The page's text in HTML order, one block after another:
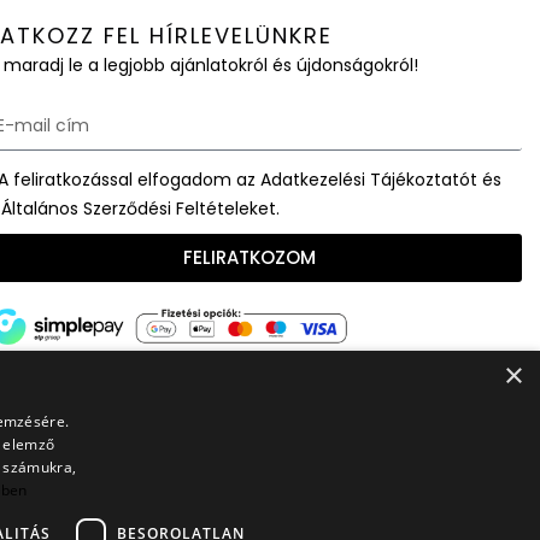
FEL HÍRLEVELÜNKRE
maradj le a legjobb ajánlatokról és újdonságokról!
feliratkozással elfogadom az Adatkezelési Tájékoztatót és
Szerződési Feltételeket.
FELIRATKOZOM
×
BESOROLATLAN